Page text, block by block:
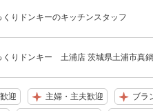
くりドンキーのキッチンスタッフ
くりドンキー 土浦店 茨城県土浦市真
迎 主婦・主夫歓迎 ブラ